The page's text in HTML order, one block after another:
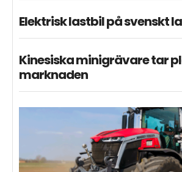
Elektrisk lastbil på svenskt
Kinesiska minigrävare tar
marknaden